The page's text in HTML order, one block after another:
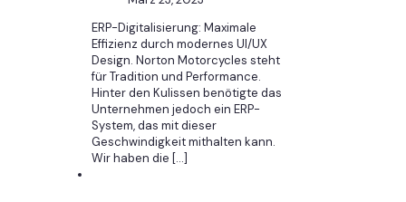
ERP-Digitalisierung: Maximale
Effizienz durch modernes UI/UX
Design. Norton Motorcycles steht
für Tradition und Performance.
Hinter den Kulissen benötigte das
Unternehmen jedoch ein ERP-
System, das mit dieser
Geschwindigkeit mithalten kann.
Wir haben die […]